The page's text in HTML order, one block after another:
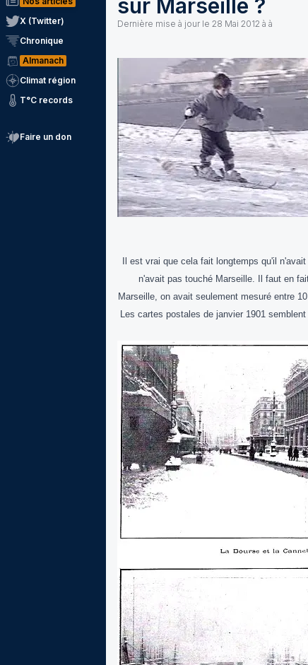
X (Twitter)
Chronique
Almanach
Climat région
T°C records
Faire un don
sur Marseille ?
Dernière mise à jour le 28 Mai 2012 à à
Il est vrai que cela fait longtemps qu'il
n'avait pas touché Marseille. Il faut en
Marseille, on avait seulement mesuré entre
Les cartes postales de janvier 1901